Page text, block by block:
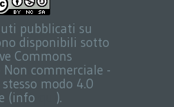
pubblicati su
disponibili sotto
Commons
commerciale -
modo 4.0
(info
).